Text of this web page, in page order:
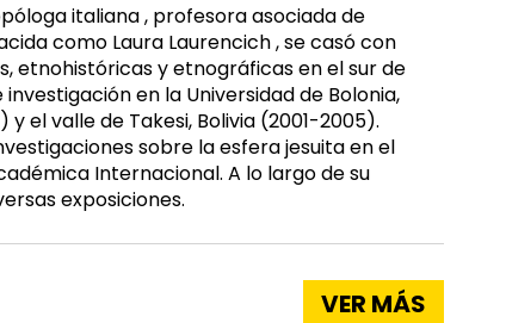
italiana , profesora asociada de
como Laura Laurencich , se casó con
etnohistóricas y etnográficas en el sur de
en la Universidad de Bolonia,
el valle de Takesi, Bolivia (2001-2005).
sobre la esfera jesuita en el
Internacional. A lo largo de su
exposiciones.
VER MÁS